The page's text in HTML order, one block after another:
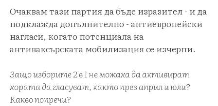
Очаквам тази партия да бъде изразител - и да
подклажда допълнително - антиевропейски
нагласи, когато потенциала на
антиваксърската мобилизация се изчерпи.
Защо изборите 2 в 1 не можаха да активират
хората да гласуват, както през април и юли?
Какво попречи?